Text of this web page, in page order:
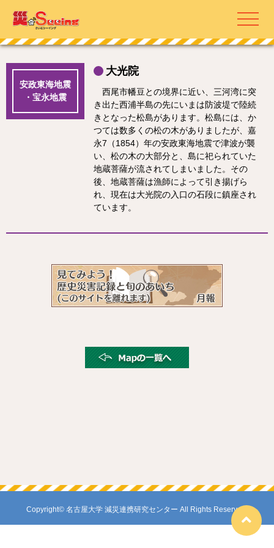
安政東海地震
・宝永地震
大光院
西尾市幡豆との境界に近い、三河湾に突
き出た西浦半島の先にいまは防波堤で陸続
きとなった松島があります。松島には、か
つては数多くの松の木がありましたが、嘉
永7（1854）年の安政東海地震で津波が襲
い、松の木の大部分と、島に祀られていた
地蔵菩薩が流されてしまいました。その
後、地蔵菩薩は漁師によって引き揚げら
れ、現在は大光院の入口の石段に鎮座され
ています。
Copyright© 名古屋大学 減災連携研究センター All Rights Reserved.